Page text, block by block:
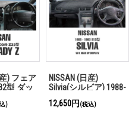
) フェア
型 ダッ
)
NISSAN (日産)
Silvia(シルビア) 1988-
1993 S13型 ダッシュ
マット
12,650円 (税込)